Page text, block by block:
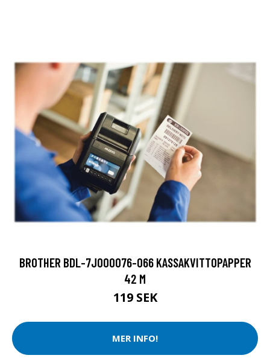
BROTHER BDL-7J000076-066 KASSAKVITTOPAPPER
42 M
119 SEK
MER INFO!